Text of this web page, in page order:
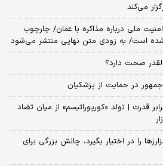
می‌کند
ملی درباره مذاکره با عمان/ چارچوب
است/ به زودی متن نهایی منتشر می‌شود
صحت دارد؟
در حمایت از پزشکیان
قدرت | تولد «کورپوراتیسم» از میان تضاد
را در اختیار بگیرد، چالش بزرگی برای